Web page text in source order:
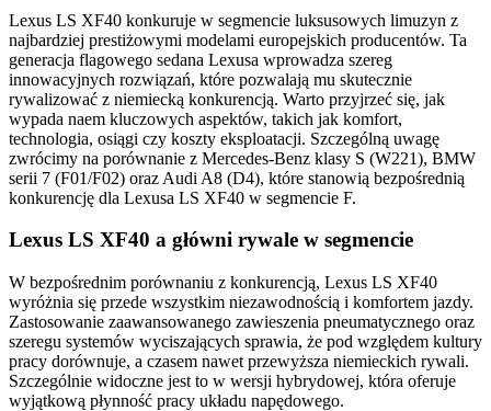
Lexus LS XF40 konkuruje w segmencie luksusowych limuzyn z
najbardziej prestiżowymi modelami europejskich producentów. Ta
generacja flagowego sedana Lexusa wprowadza szereg
innowacyjnych rozwiązań, które pozwalają mu skutecznie
rywalizować z niemiecką konkurencją. Warto przyjrzeć się, jak
wypada naem kluczowych aspektów, takich jak komfort,
technologia, osiągi czy koszty eksploatacji. Szczególną uwagę
zwrócimy na porównanie z Mercedes-Benz klasy S (W221), BMW
serii 7 (F01/F02) oraz Audi A8 (D4), które stanowią bezpośrednią
konkurencję dla Lexusa LS XF40 w segmencie F.
Lexus LS XF40 a główni rywale w segmencie
W bezpośrednim porównaniu z konkurencją, Lexus LS XF40
wyróżnia się przede wszystkim niezawodnością i komfortem jazdy.
Zastosowanie zaawansowanego zawieszenia pneumatycznego oraz
szeregu systemów wyciszających sprawia, że pod względem kultury
pracy dorównuje, a czasem nawet przewyższa niemieckich rywali.
Szczególnie widoczne jest to w wersji hybrydowej, która oferuje
wyjątkową płynność pracy układu napędowego.